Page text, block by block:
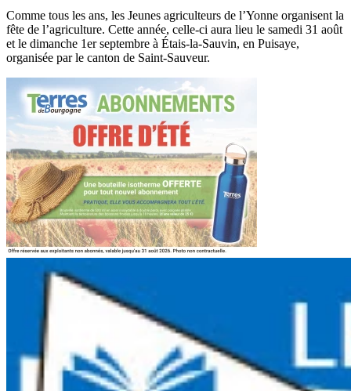
Comme tous les ans, les Jeunes agriculteurs de l’Yonne organisent la
fête de l’agriculture. Cette année, celle-ci aura lieu le samedi 31 août
et le dimanche 1er septembre à Étais-la-Sauvin, en Puisaye,
organisée par le canton de Saint-Sauveur.